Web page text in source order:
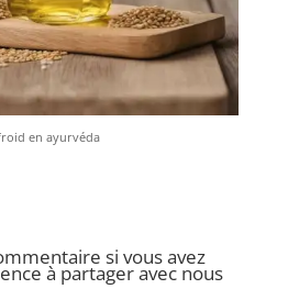
en ayurvéda
si vous avez
à partager avec nous